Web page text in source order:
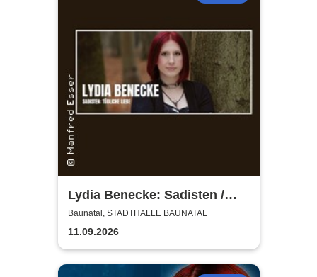
Lydia Benecke: Sadisten /
Tödliche Liebe - Geschichten
aus dem wahren Leben
Baunatal, STADTHALLE BAUNATAL
11.09.2026